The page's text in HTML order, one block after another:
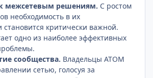
к межсетевым решениям. С ростом
необходимость в их
становится критически важной.
одно из наиболее эффективных
сообщества. Владельцы ATOM
сетью, голосуя за